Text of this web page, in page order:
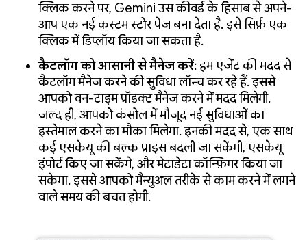
क्लिक करने पर, Gemini उस कीवर्ड के हिसाब से अपने-
आप एक नई कस्टम स्टोर पेज बना देता है. इसे सिर्फ़ एक
क्लिक में डिप्लॉय किया जा सकता है.
कैटलॉग को आसानी से मैनेज करें: हम एजेंट की मदद से
कैटलॉग मैनेज करने की सुविधा लॉन्च कर रहे हैं. इससे
आपको वन-टाइम प्रॉडक्ट मैनेज करने में मदद मिलेगी.
जल्द ही, आपको कंसोल में मौजूद नई सुविधाओं का
इस्तेमाल करने का मौका मिलेगा. इनकी मदद से, एक साथ
कई एसकेयू की बल्क प्राइस बदली जा सकेंगी, एसकेयू
इंपोर्ट किए जा सकेंगे, और मेटाडेटा कॉन्फ़िगर किया जा
सकेगा. इससे आपको मैन्युअल तरीके से काम करने में लगने
वाले समय की बचत होगी.